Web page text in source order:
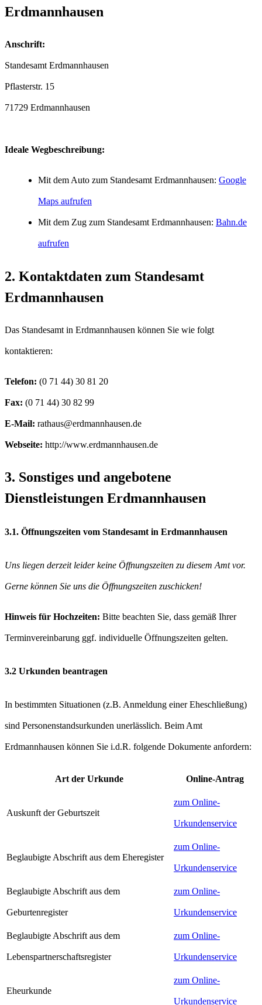
Erdmannhausen
Anschrift:
Standesamt Erdmannhausen
71729 Erdmannhausen
Ideale Wegbeschreibung:
Mit dem Auto zum Standesamt Erdmannhausen: Google
Maps aufrufen
Mit dem Zug zum Standesamt Erdmannhausen: Bahn.de
aufrufen
2. Kontaktdaten zum Standesamt
Erdmannhausen
Das Standesamt in Erdmannhausen können Sie wie folgt
kontaktieren:
Telefon:
Fax:
E-Mail:
Webseite: http://www.erdmannhausen.de
3. Sonstiges und angebotene
Dienstleistungen Erdmannhausen
3.1. Öffnungszeiten vom Standesamt in Erdmannhausen
Uns liegen derzeit leider keine Öffnungszeiten zu diesem Amt vor.
Gerne können Sie uns die Öffnungszeiten zuschicken!
Hinweis für Hochzeiten: Bitte beachten Sie, dass gemäß Ihrer
Terminvereinbarung ggf. individuelle Öffnungszeiten gelten.
3.2 Urkunden beantragen
In bestimmten Situationen (z.B. Anmeldung einer Eheschließung)
sind Personenstandsurkunden unerlässlich. Beim Amt
Erdmannhausen können Sie i.d.R. folgende Dokumente anfordern:
Art der Urkunde Online-Antrag
Auskunft der Geburtszeit
zum Online-
Urkundenservice
Beglaubigte Abschrift aus dem Eheregister
zum Online-
Urkundenservice
Beglaubigte Abschrift aus dem
Geburtenregister
zum Online-
Urkundenservice
Beglaubigte Abschrift aus dem
Lebenspartnerschaftsregister
zum Online-
Urkundenservice
Eheurkunde
zum Online-
Urkundenservice